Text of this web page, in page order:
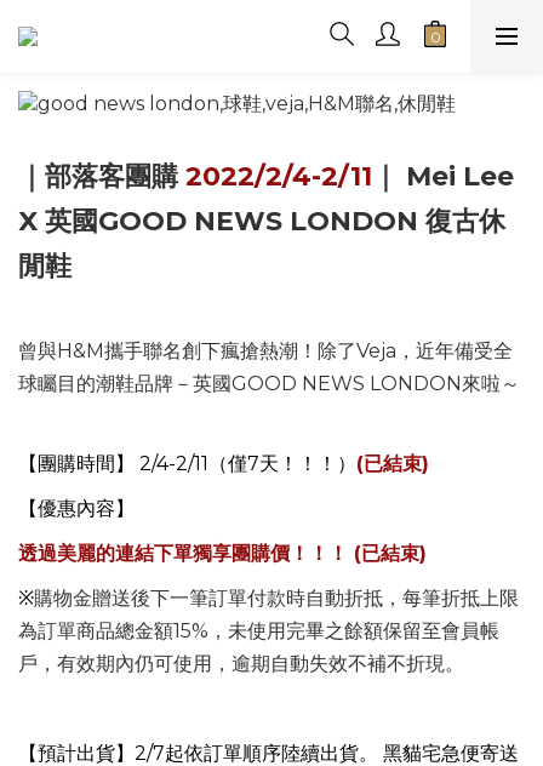
｜部落客團購2022/2/4-2/11 ｜ Mei Lee
X 英國GOOD NEWS LONDON 復古休
閒鞋
曾與H&M攜手聯名創下瘋搶熱潮！除了Veja，近年備受全
球矚目的潮鞋品牌－英國GOOD NEWS LONDON來啦～
【團購時間】 2/4-2/11（僅7天！！！） (已結束)
【優惠內容】
透過美麗的連結下單獨享團購價！！！ (已結束)
※購物金贈送後下一筆訂單付款時自動折抵，每筆折抵上限
為訂單商品總金額15%，未使用完畢之餘額保留至會員帳
戶，有效期內仍可使用，逾期自動失效不補不折現。
【預計出貨】2/7起依訂單順序陸續出貨。 黑貓宅急便寄送